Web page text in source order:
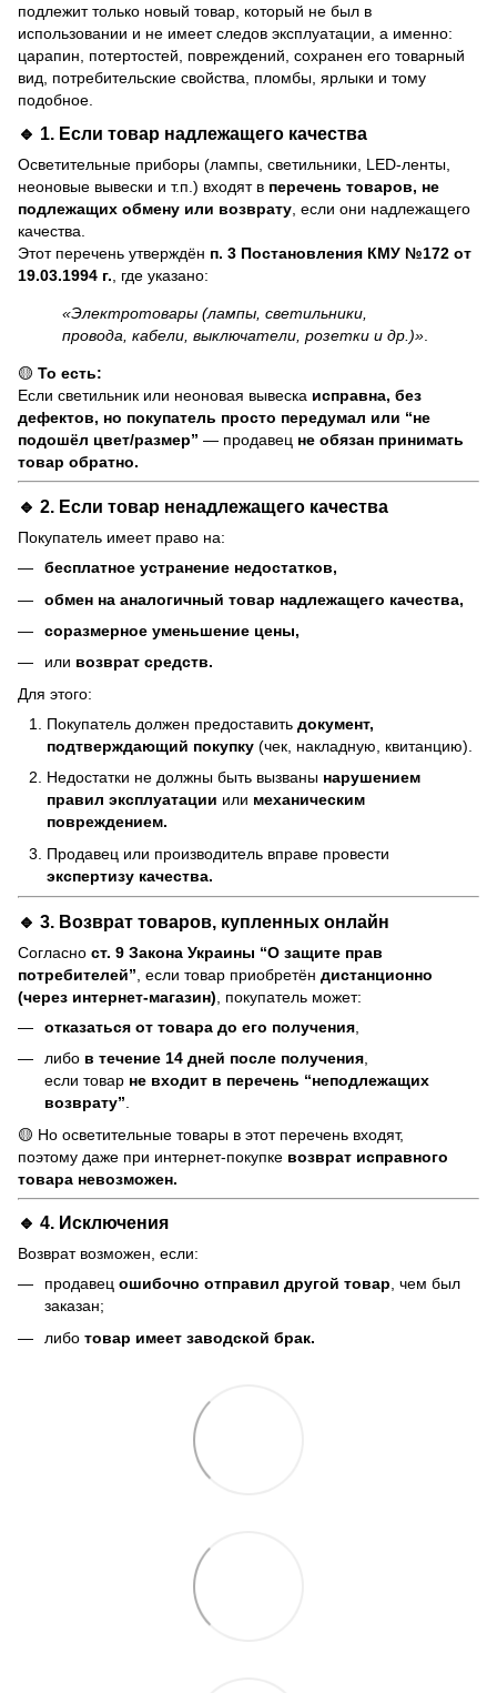
подлежит только новый товар, который не был в
использовании и не имеет следов эксплуатации, а именно:
царапин, потертостей, повреждений, сохранен его товарный
вид, потребительские свойства, пломбы, ярлыки и тому
подобное.
🔹 1. Если товар надлежащего качества
Осветительные приборы (лампы, светильники, LED-ленты,
неоновые вывески и т.п.) входят в перечень товаров, не
подлежащих обмену или возврату, если они надлежащего
качества.
Этот перечень утверждён п. 3 Постановления КМУ №172 от
19.03.1994 г., где указано:
«Электротовары (лампы, светильники,
провода, кабели, выключатели, розетки и др.)».
🟡 То есть:
Если светильник или неоновая вывеска исправна, без
дефектов, но покупатель просто передумал или “не
подошёл цвет/размер” — продавец не обязан принимать
товар обратно.
🔹 2. Если товар ненадлежащего качества
Покупатель имеет право на:
бесплатное устранение недостатков,
обмен на аналогичный товар надлежащего качества,
соразмерное уменьшение цены,
или возврат средств.
Для этого:
Покупатель должен предоставить документ,
подтверждающий покупку (чек, накладную, квитанцию).
Недостатки не должны быть вызваны нарушением
правил эксплуатации или механическим
повреждением.
Продавец или производитель вправе провести
экспертизу качества.
🔹 3. Возврат товаров, купленных онлайн
Согласно ст. 9 Закона Украины “О защите прав
потребителей” , если товар приобретён дистанционно
(через интернет-магазин) , покупатель может:
отказаться от товара до его получения
либо в течение 14 дней после получения
если товар не входит в перечень “неподлежащих
возврату”
🟡 Но осветительные товары в этот перечень входят,
поэтому даже при интернет-покупке возврат исправного
товара невозможен.
🔹 4. Исключения
Возврат возможен, если:
продавец ошибочно отправил другой товар, чем был
заказан;
либо товар имеет заводской брак.